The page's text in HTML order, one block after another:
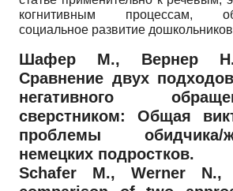
когнитивным процессам,
социальное развитие
Шафер М., Вернер
Сравнение двух
негативного
сверстником: Общая
проблемы
немецких подростков.
Schafer M., Werner